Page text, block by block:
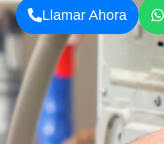
Llamar Ahora